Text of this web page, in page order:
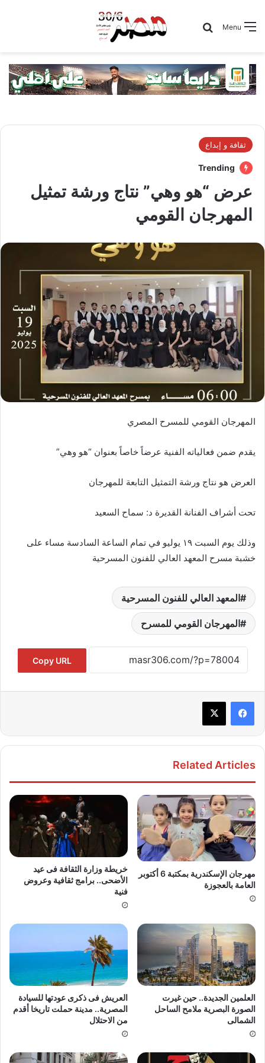
Menu
Search for
ثقافة و إبداع
عرض “هو وهي” نتاج ورشة تمثيل
المهرجان القومي
المهرجان القومي للمسرح المصري
يقدم ضمن فعالياته الفنية عرضاً خاصاً بعنوان “هو وهي”
العرض هو نتاج ورشة التمثيل التابعة للمهرجان
تحت أشراف الفنانة القديرة د: سماح السعيد
وذلك يوم السبت ١٩ يوليو في تمام الساعة السادسة مساء على
خشبة مسرح المعهد العالي للفنون المسرحية
المعهد العالي للفنون المسرحية
المهرجان القومي للمسرح
Copy URL
Related Articles
مهرجان الإسكندرية بمكتبة 6 أكتوبر
العامة بالعجوزة
خريطة وزارة الثقافة فى عيد
الأضحى.. برامج ثقافية وعروض
فنية
العلمين الجديدة.. حين غيرت
الصورة البصرية ملامح الساحل
الشمالى
العريش فى ذكرى عودتها للسيادة
المصرية.. مدينة حملت تاريخا أقدم
من الاحتلال